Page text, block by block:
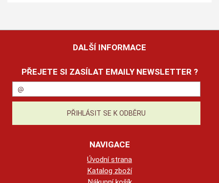
DALŠÍ INFORMACE
PŘEJETE SI ZASÍLAT EMAILY NEWSLETTER ?
NAVIGACE
Úvodní strana
Katalog zboží